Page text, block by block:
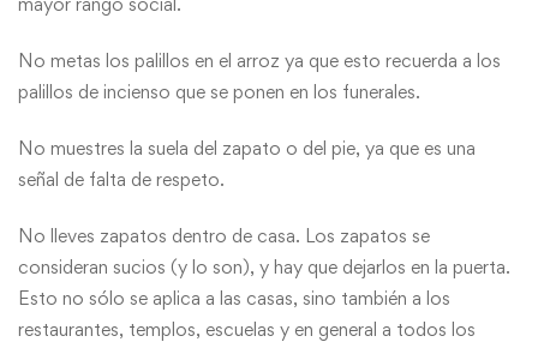
No metas los palillos en el arroz ya que esto recuerda a los
palillos de incienso que se ponen en los funerales.
No muestres la suela del zapato o del pie, ya que es una
señal de falta de respeto.
No lleves zapatos dentro de casa. Los zapatos se
consideran sucios (y lo son), y hay que dejarlos en la puerta.
Esto no sólo se aplica a las casas, sino también a los
restaurantes, templos, escuelas y en general a todos los